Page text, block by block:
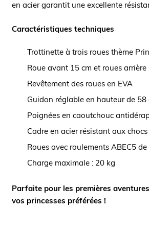
en acier garantit une excellente
Caractéristiques techniques
Trottinette à trois roues thème
Roue avant 15 cm et roues arrière
Revêtement des roues en EVA
Guidon réglable en hauteur de 58
Poignées en caoutchouc
Cadre en acier résistant aux chocs
Roues avec roulements ABEC5
Charge maximale : 20 kg
Parfaite pour les premières
vos princesses préférées !